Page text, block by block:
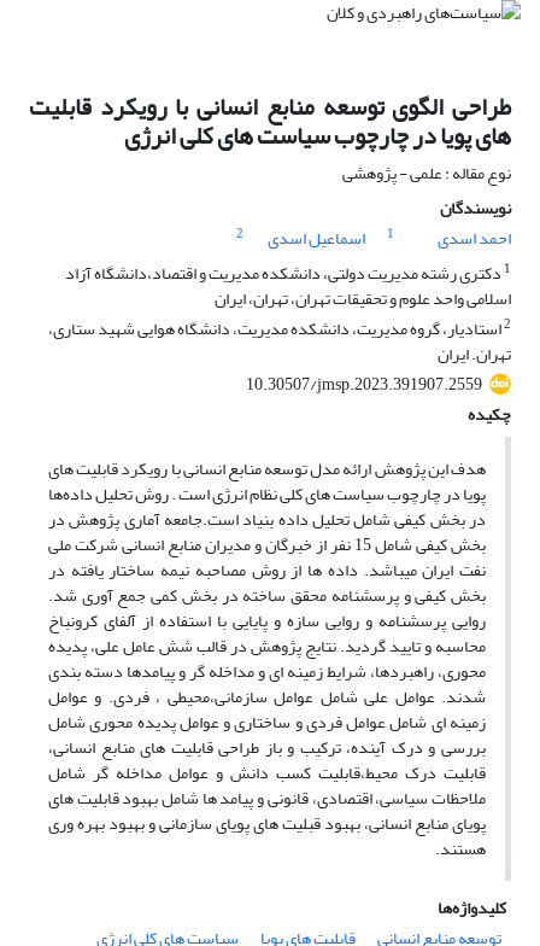
طراحی الگوی توسعه منابع انسانی با رویکرد قابلیت
های پویا در چارچوب سیاست های کلی انرژی
نوع مقاله : علمی - پژوهشی
نویسندگان
احمد اسدی
1 اسماعیل اسدی
2
1 دکتری رشته مدیریت دولتی، دانشکده مدیریت و اقتصاد،دانشگاه آزاد
اسلامی واحد علوم و تحقیقات تهران، تهران، ایران
2استادیار، گروه مدیریت، دانشکده مدیریت، دانشگاه هوایی شهید ستاری،
تهران. ایران
10.30507/jmsp.2023.391907.2559
چکیده
هدف این پژوهش ارائه مدل توسعه منابع انسانی با رویکرد قابلیت های
پویا در چارچوب سیاست های کلی نظام انرژی است . روش تحلیل داده‌ها
در بخش کیفی شامل تحلیل داده ‌‌بنیاد است.جامعه آماری پژوهش در
بخش کیفی شامل 15 نفر از خبرگان و مدیران منابع انسانی شرکت ملی
نفت ایران میباشد. داده ها از روش مصاحبه نیمه ساختار یافته در
بخش کیفی و پرسشنامه محقق ساخته در بخش کمی جمع آوری شد.
روایی پرسشنامه و روایی سازه و پایایی با استفاده از آلفای کرونباخ
محاسبه و تایید گردید. نتایج پژوهش در قالب شش عامل علی، پدیده
محوری، راهبردها، شرایط زمینه ای و مداخله گر و پیامدها دسته بندی
شدند. عوامل علی شامل عوامل سازمانی،محیطی ، فردی. و عوامل
زمینه ای شامل عوامل فردی و ساختاری و عوامل پدیده محوری شامل
بررسی و درک آینده، ترکیب و باز طراحی قابلیت های منابع انسانی،
قابلیت درک محیط،قابلیت کسب دانش و عوامل مداخله گر شامل
ملاحظات سیاسی، اقتصادی، قانونی و پیامد ها شامل بهبود قابلیت های
پویای منابع انسانی، بهبود قبلیت های پویای سازمانی و بهبود بهره وری
هستند.
کلیدواژه‌ها
توسعه منابع انسانی
قابلیت های پویا
سیاست های کلی انرژی